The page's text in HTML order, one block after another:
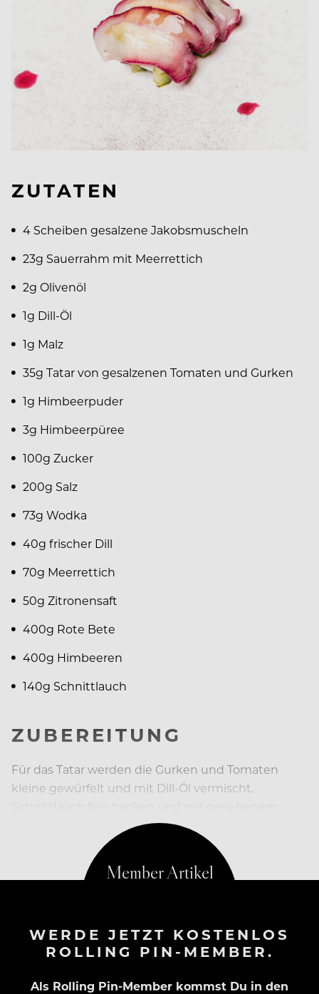
ZUTATEN
4 Scheiben gesalzene Jakobsmuscheln
23g Sauerrahm mit Meerrettich
2g Olivenöl
1g Dill-Öl
1g Malz
35g Tatar von gesalzenen Tomaten und Gurken
1g Himbeerpuder
3g Himbeerpüree
100g Zucker
200g Salz
73g Wodka
40g frischer Dill
70g Meerrettich
50g Zitronensaft
400g Rote Bete
400g Himbeeren
140g Schnittlauch
ZUBEREITUNG
Für das Tatar werden die Gurken und Tomaten
kleine gewürfelt und mit Dill-Öl vermischt.
Meerrettich und Salz zum Sauerrahm geben.
WERDE JETZT KOSTENLOS
ROLLING PIN-MEMBER.
Als Rolling Pin-Member kommst Du in den